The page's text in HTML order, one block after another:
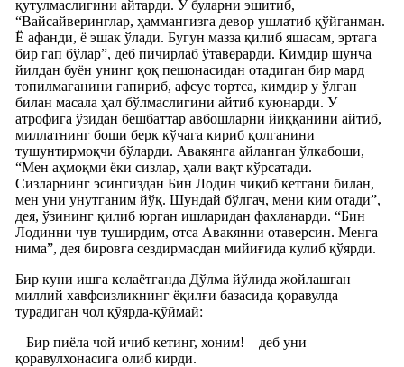
қутулмаслигини айтарди. У буларни эшитиб,
“Вайсайверинглар, ҳаммангизга девор ушлатиб қўйганман.
Ё афанди, ё эшак ўлади. Бугун мазза қилиб яшасам, эртага
бир гап бўлар”, деб пичирлаб ўтаверарди. Кимдир шунча
йилдан буён унинг қоқ пешонасидан отадиган бир мард
топилмаганини гапириб, афсус тортса, кимдир у ўлган
билан масала ҳал бўлмаслигини айтиб куюнарди. У
атрофига ўзидан бешбаттар авбошларни йиққанини айтиб,
миллатнинг боши берк кўчага кириб қолганини
тушунтирмоқчи бўларди. Авакянга айланган ўлкабоши,
“Мен аҳмоқми ёки сизлар, ҳали вақт кўрсатади.
Сизларнинг эсингиздан Бин Лодин чиқиб кетгани билан,
мен уни унутганим йўқ. Шундай бўлгач, мени ким отади”,
дея, ўзининг қилиб юрган ишларидан фахланарди. “Бин
Лодинни чув туширдим, отса Авакянни отаверсин. Менга
нима”, дея бировга сездирмасдан мийиғида кулиб қўярди.
Бир куни ишга келаётганда Дўлма йўлида жойлашган
миллий хавфсизликнинг ёқилғи базасида қоравулда
турадиган чол қўярда-қўймай:
– Бир пиёла чой ичиб кетинг, хоним! – деб уни
қоравулхонасига олиб кирди.